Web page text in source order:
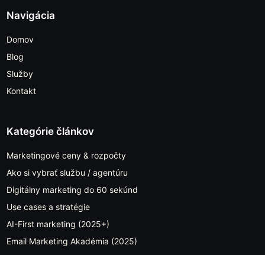
Navigácia
Domov
Blog
Služby
Kontakt
Kategórie článkov
Marketingové ceny & rozpočty
Ako si vybrať službu / agentúru
Digitálny marketing do 60 sekúnd
Use cases a stratégie
AI-First marketing (2025+)
Email Marketing Akadémia (2025)